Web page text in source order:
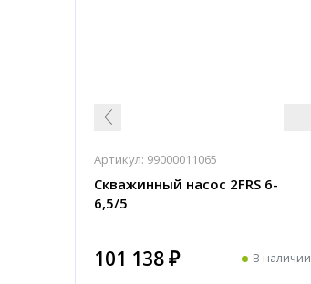
Артикул: 99000011065
Скважинный насос 2FRS 6-
6,5/5
101 138 ₽ В наличии